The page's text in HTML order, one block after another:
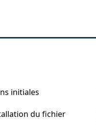
initiales
du fichier